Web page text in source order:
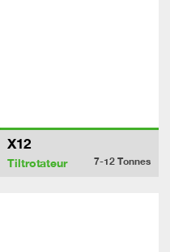
X12
Tiltrotateur 7-12Tonnes